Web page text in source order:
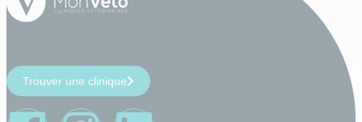
Trouver une clinique